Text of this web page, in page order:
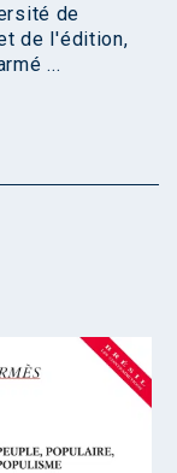
de
de l'édition,
...